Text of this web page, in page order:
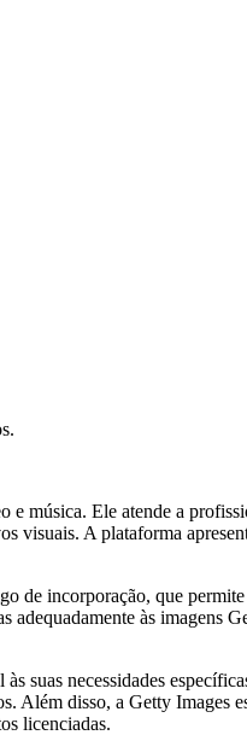
e música. Ele atende a
visuais. A plataforma
de incorporação, que
adequadamente às imagens
suas necessidades
Além disso, a Getty Images
licenciadas.